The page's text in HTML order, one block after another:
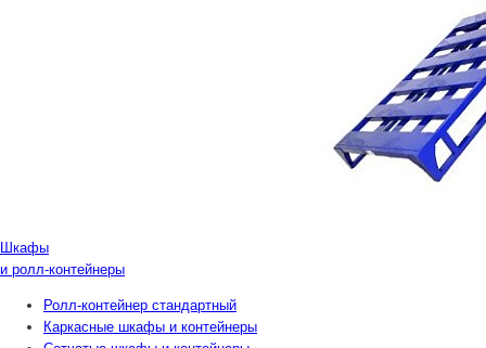
Шкафы
и ролл-контейнеры
Ролл-контейнер стандартный
Каркасные шкафы и контейнеры